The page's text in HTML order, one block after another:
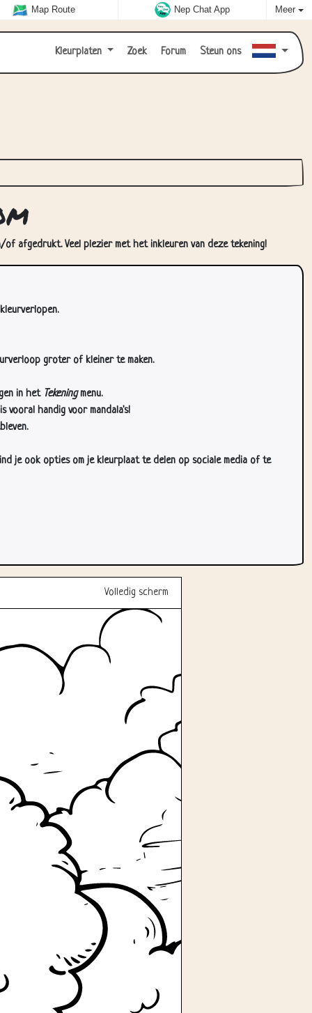
Map Route Nep Chat App Meer
Kleurplaten Zoek Forum Steun ons
afgedrukt. Veel plezier met het inkleuren van deze tekening!
groter of kleiner te maken.
in het Tekeningmenu.
vooral handig voor mandala's!
je ook opties om je kleurplaat te delen op sociale media of te
Volledig scherm